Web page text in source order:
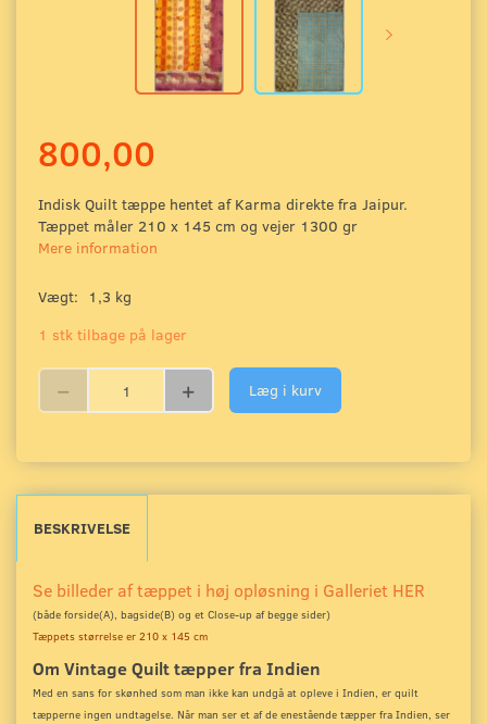
800,00
Indisk Quilt tæppe hentet af Karma direkte fra Jaipur.
Tæppet måler 210 x 145 cm og vejer 1300 gr
Mere information
Vægt:
1,3 kg
1 stk tilbage på lager
Læg i kurv
BESKRIVELSE
Se billeder af tæppet i høj opløsning i Galleriet HER
(både forside(A), bagside(B) og et Close-up af begge sider)
Tæppets størrelse er 210 x 145 cm
Om Vintage Quilt tæpper fra Indien
Med en sans for skønhed som man ikke kan undgå at opleve i Indien, er quilt
tæpperne ingen undtagelse. Når man ser et af de enestående tæpper fra Indien, ser